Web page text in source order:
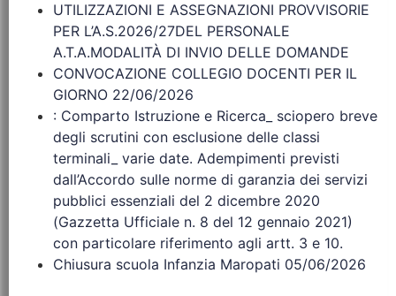
UTILIZZAZIONI E ASSEGNAZIONI PROVVISORIE
PER L’A.S.2026/27DEL PERSONALE
A.T.A.MODALITÀ DI INVIO DELLE DOMANDE
CONVOCAZIONE COLLEGIO DOCENTI PER IL
GIORNO 22/06/2026
: Comparto Istruzione e Ricerca_ sciopero breve
degli scrutini con esclusione delle classi
terminali_ varie date. Adempimenti previsti
dall’Accordo sulle norme di garanzia dei servizi
pubblici essenziali del 2 dicembre 2020
(Gazzetta Ufficiale n. 8 del 12 gennaio 2021)
con particolare riferimento agli artt. 3 e 10.
Chiusura scuola Infanzia Maropati 05/06/2026